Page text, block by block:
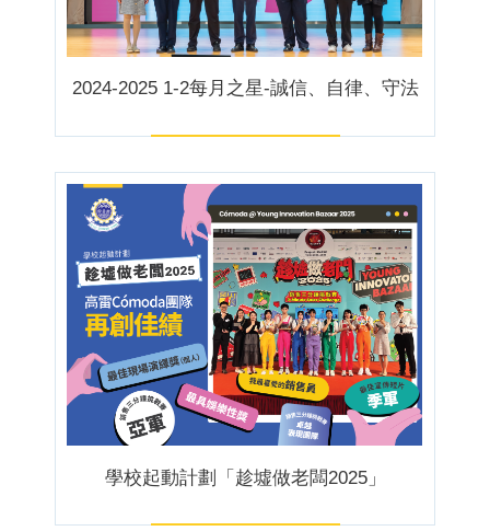
2024-2025 1-2每月之星-誠信、自律、守法
學校起動計劃「趁墟做老闆2025」